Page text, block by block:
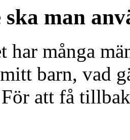
man
har många
barn, vad
att få